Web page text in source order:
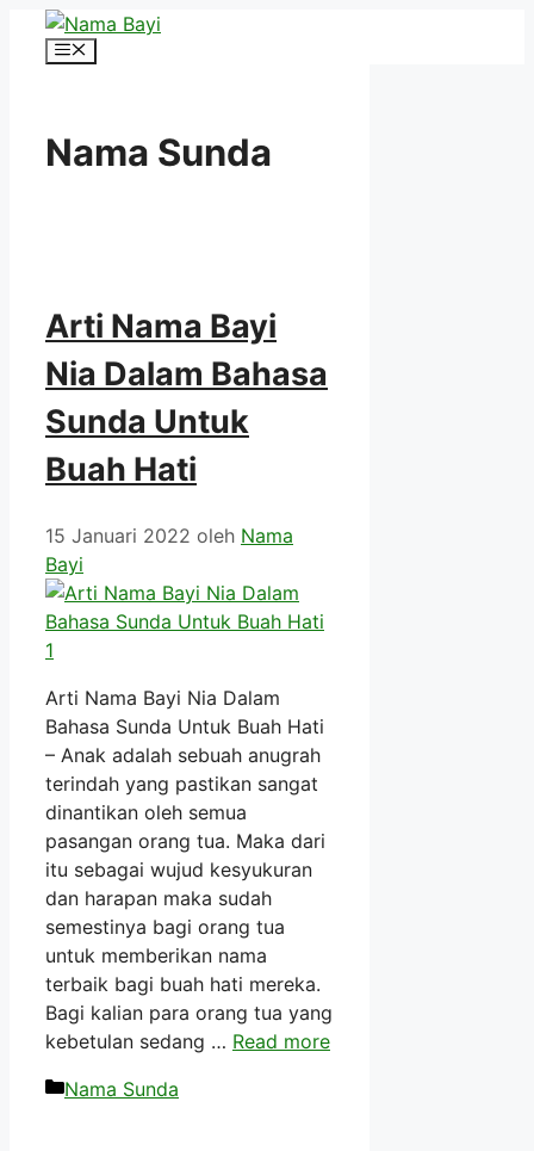
Langsung
Menu
Nama Sunda
Arti Nama Bayi
Nia Dalam Bahasa
Sunda Untuk
Buah Hati
15 Januari 2022 oleh Nama
Bayi
Arti Nama Bayi Nia Dalam
Bahasa Sunda Untuk Buah Hati
– Anak adalah sebuah anugrah
terindah yang pastikan sangat
dinantikan oleh semua
pasangan orang tua. Maka dari
itu sebagai wujud kesyukuran
dan harapan maka sudah
semestinya bagi orang tua
untuk memberikan nama
terbaik bagi buah hati mereka.
Bagi kalian para orang tua yang
kebetulan sedang … Read more
Kategori
Nama Sunda